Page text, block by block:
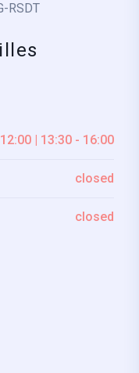
RSDT
| 13:30 - 16:00
closed
closed